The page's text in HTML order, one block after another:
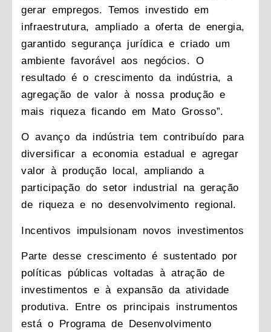
gerar empregos. Temos investido em
infraestrutura, ampliado a oferta de energia,
garantido segurança jurídica e criado um
ambiente favorável aos negócios. O
resultado é o crescimento da indústria, a
agregação de valor à nossa produção e
mais riqueza ficando em Mato Grosso”.
O avanço da indústria tem contribuído para
diversificar a economia estadual e agregar
valor à produção local, ampliando a
participação do setor industrial na geração
de riqueza e no desenvolvimento regional.
Incentivos impulsionam novos investimentos
Parte desse crescimento é sustentado por
políticas públicas voltadas à atração de
investimentos e à expansão da atividade
produtiva. Entre os principais instrumentos
está o Programa de Desenvolvimento